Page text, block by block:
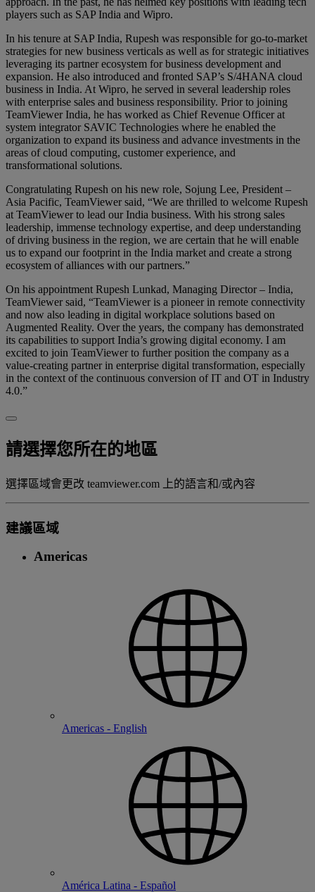
players such as SAP India and Wipro.
In his tenure at SAP India, Rupesh was responsible for go-to-market
strategies for new business verticals as well as for strategic initiatives
leveraging its partner ecosystem for business development and
expansion. He also introduced and fronted SAP’s S/4HANA cloud
business in India. At Wipro, he served in several leadership roles
with enterprise sales and business responsibility. Prior to joining
TeamViewer India, he has worked as Chief Revenue Officer at
system integrator SAVIC Technologies where he enabled the
organization to expand its business and advance investments in the
areas of cloud computing, customer experience, and
transformational solutions.
Congratulating Rupesh on his new role, Sojung Lee, President –
Asia Pacific, TeamViewer said, “We are thrilled to welcome Rupesh
at TeamViewer to lead our India business. With his strong sales
leadership, immense technology expertise, and deep understanding
of driving business in the region, we are certain that he will enable
us to expand our footprint in the India market and create a strong
ecosystem of alliances with our partners.”
On his appointment Rupesh Lunkad, Managing Director – India,
TeamViewer said, “TeamViewer is a pioneer in remote connectivity
and now also leading in digital workplace solutions based on
Augmented Reality. Over the years, the company has demonstrated
its capabilities to support India’s growing digital economy. I am
excited to join TeamViewer to further position the company as a
value-creating partner in enterprise digital transformation, especially
in the context of the continuous conversion of IT and OT in Industry
4.0.”
請選擇您所在的地區
選擇區域會更改 teamviewer.com 上的語言和/或內容
建議區域
Americas
Americas - English
América Latina - Español